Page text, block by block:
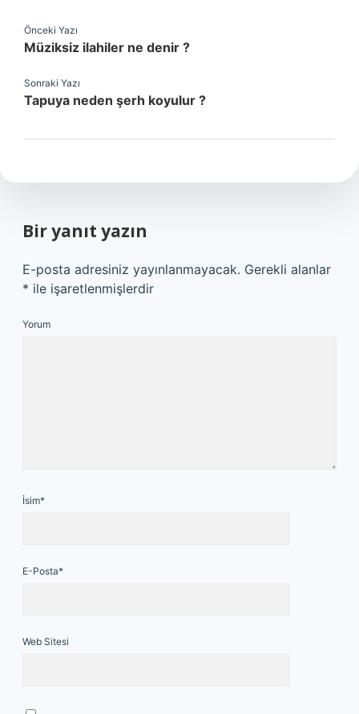
Önceki Yazı
Müziksiz ilahiler ne denir ?
Sonraki Yazı
Tapuya neden şerh koyulur ?
Bir yanıt yazın
E-posta adresiniz yayınlanmayacak. Gerekli alanlar
* ile işaretlenmişlerdir
Yorum
İsim*
E-Posta*
Web Sitesi